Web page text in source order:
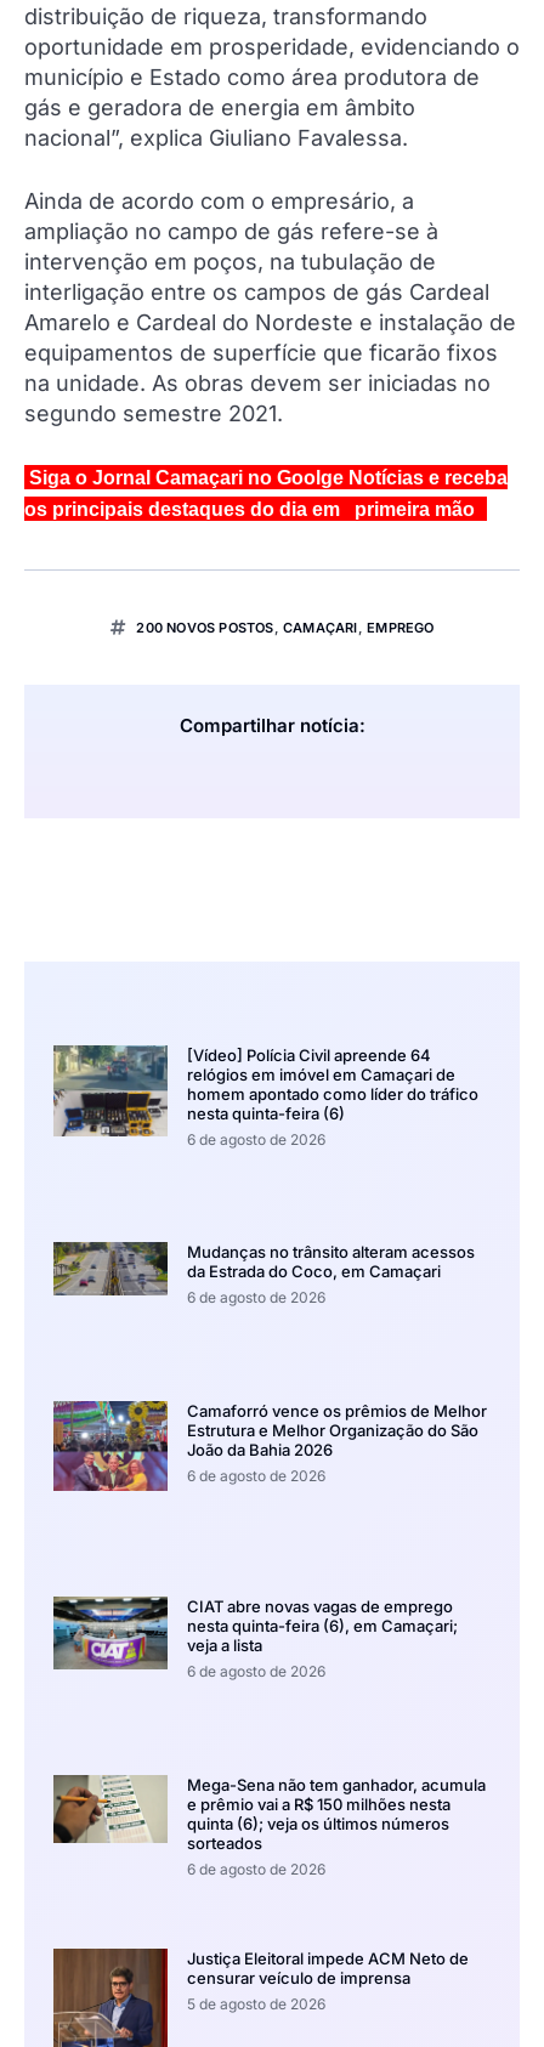
distribuição de riqueza, transformando
oportunidade em prosperidade, evidenciando o
município e Estado como área produtora de
gás e geradora de energia em âmbito
nacional”, explica Giuliano Favalessa.
Ainda de acordo com o empresário, a
ampliação no campo de gás refere-se à
intervenção em poços, na tubulação de
interligação entre os campos de gás Cardeal
Amarelo e Cardeal do Nordeste e instalação de
equipamentos de superfície que ficarão fixos
na unidade. As obras devem ser iniciadas no
segundo semestre 2021.
Siga o Jornal Camaçari no Goolge Notícias e receba
os principais destaques do dia em primeira mão
200 NOVOS POSTOS ,CAMAÇARI ,EMPREGO
Compartilhar notícia:
[Vídeo] Polícia Civil apreende 64
relógios em imóvel em Camaçari de
homem apontado como líder do tráfico
nesta quinta-feira (6)
6 de agosto de 2026
Mudanças no trânsito alteram acessos
da Estrada do Coco, em Camaçari
6 de agosto de 2026
Camaforró vence os prêmios de Melhor
Estrutura e Melhor Organização do São
João da Bahia 2026
6 de agosto de 2026
CIAT abre novas vagas de emprego
nesta quinta-feira (6), em Camaçari;
veja a lista
6 de agosto de 2026
Mega-Sena não tem ganhador, acumula
e prêmio vai a R$ 150 milhões nesta
quinta (6); veja os últimos números
sorteados
6 de agosto de 2026
Justiça Eleitoral impede ACM Neto de
censurar veículo de imprensa
5 de agosto de 2026